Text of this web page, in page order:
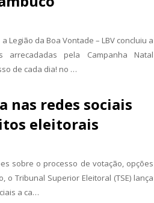
Legião da Boa Vontade – LBV concluiu a
pela Campanha Natal
de cada dia! no …
nas redes sociais
eleitorais
sobre o processo de votação, opções
Tribunal Superior Eleitoral (TSE) lança
a ca…